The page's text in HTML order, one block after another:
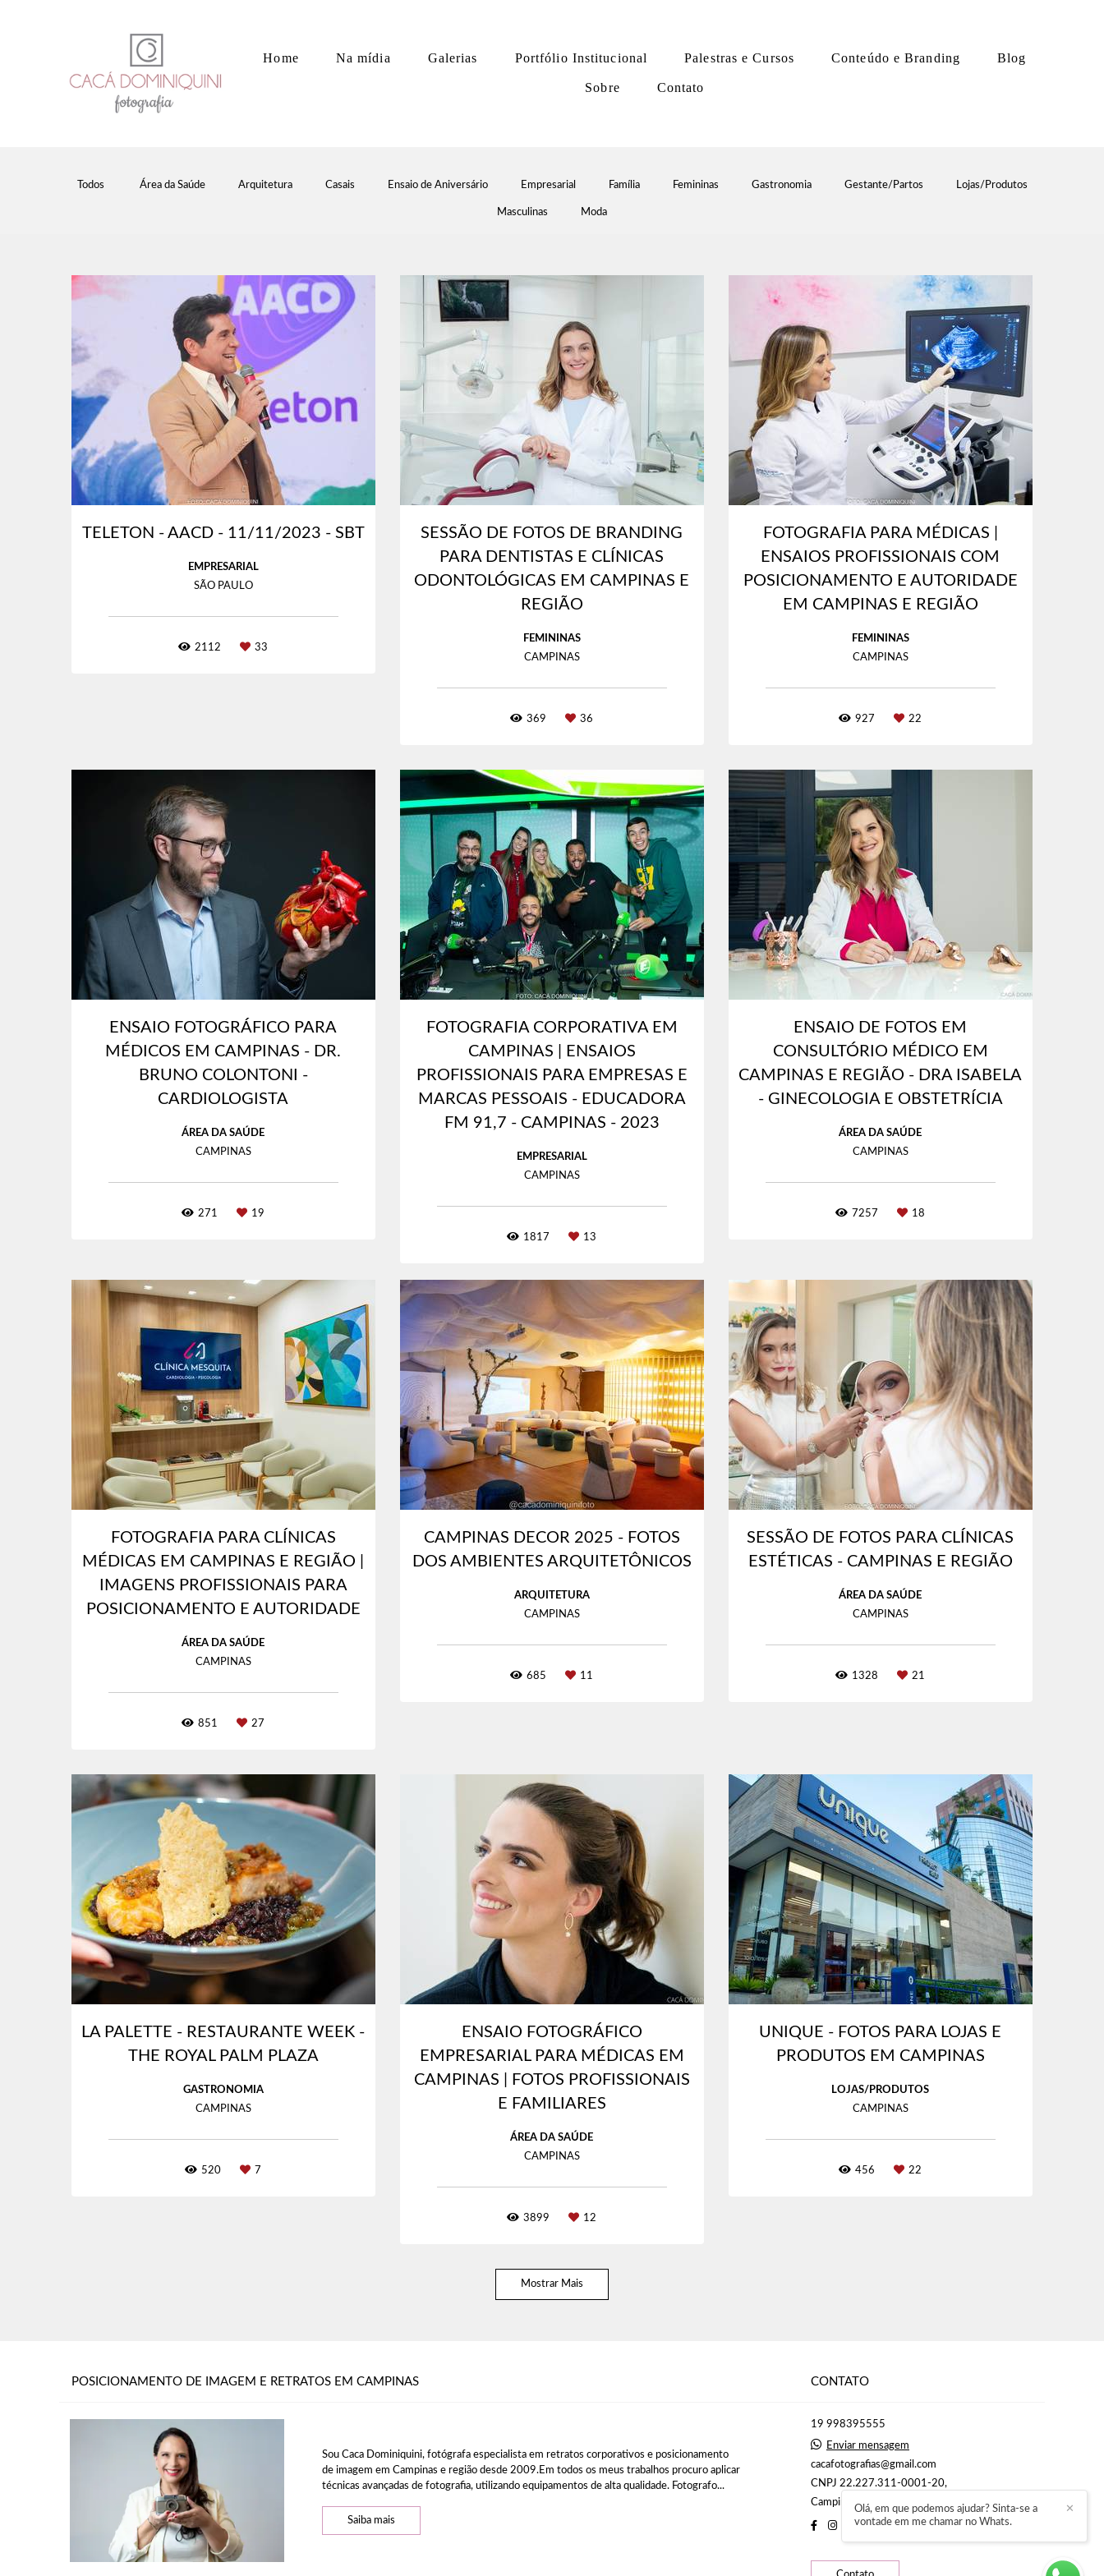
Home Na mídia Galerias Portfólio Institucional Palestras e Cursos Conteúdo e Branding Blog
Sobre Contato
Todos Área da Saúde Arquitetura Casais Ensaio de Aniversário Empresarial Família Femininas Gastronomia Gestante/Partos Lojas/Produtos
Masculinas Moda
TELETON - AACD - 11/11/2023 - SBT
EMPRESARIAL
SÃO PAULO
2112 33
SESSÃO DE FOTOS DE BRANDING
PARA DENTISTAS E CLÍNICAS
ODONTOLÓGICAS EM CAMPINAS E
REGIÃO
FEMININAS
CAMPINAS
369 36
FOTOGRAFIA PARA MÉDICAS |
ENSAIOS PROFISSIONAIS COM
POSICIONAMENTO E AUTORIDADE
EM CAMPINAS E REGIÃO
FEMININAS
CAMPINAS
927 22
ENSAIO FOTOGRÁFICO PARA
MÉDICOS EM CAMPINAS - DR.
BRUNO COLONTONI -
CARDIOLOGISTA
ÁREA DA SAÚDE
CAMPINAS
271 19
FOTOGRAFIA CORPORATIVA EM
CAMPINAS | ENSAIOS
PROFISSIONAIS PARA EMPRESAS E
MARCAS PESSOAIS - EDUCADORA
FM 91,7 - CAMPINAS - 2023
EMPRESARIAL
CAMPINAS
1817 13
ENSAIO DE FOTOS EM
CONSULTÓRIO MÉDICO EM
CAMPINAS E REGIÃO - DRA ISABELA
- GINECOLOGIA E OBSTETRÍCIA
ÁREA DA SAÚDE
CAMPINAS
7257 18
FOTOGRAFIA PARA CLÍNICAS
MÉDICAS EM CAMPINAS E REGIÃO |
IMAGENS PROFISSIONAIS PARA
POSICIONAMENTO E AUTORIDADE
ÁREA DA SAÚDE
CAMPINAS
851 27
CAMPINAS DECOR 2025 - FOTOS
DOS AMBIENTES ARQUITETÔNICOS
ARQUITETURA
CAMPINAS
685 11
SESSÃO DE FOTOS PARA CLÍNICAS
ESTÉTICAS - CAMPINAS E REGIÃO
ÁREA DA SAÚDE
CAMPINAS
1328 21
LA PALETTE - RESTAURANTE WEEK -
THE ROYAL PALM PLAZA
GASTRONOMIA
CAMPINAS
520 7
ENSAIO FOTOGRÁFICO
EMPRESARIAL PARA MÉDICAS EM
CAMPINAS | FOTOS PROFISSIONAIS
E FAMILIARES
ÁREA DA SAÚDE
CAMPINAS
3899 12
UNIQUE - FOTOS PARA LOJAS E
PRODUTOS EM CAMPINAS
LOJAS/PRODUTOS
CAMPINAS
456 22
Mostrar Mais
POSICIONAMENTO DE IMAGEM E RETRATOS EM CAMPINAS
Sou Caca Dominiquini, fotógrafa especialista em retratos corporativos e posicionamento
de imagem em Campinas e região desde 2009.Em todos os meus trabalhos procuro aplicar
técnicas avançadas de fotografia, utilizando equipamentos de alta qualidade. Fotografo...
Saiba mais
CONTATO
19 998395555
Enviar mensagem
cacafotografias@gmail.com
CNPJ 22.227.311-0001-20,
Campinas / São Paulo
✕
Olá, em que podemos ajudar? Sinta-se a
vontade em me chamar no Whats.